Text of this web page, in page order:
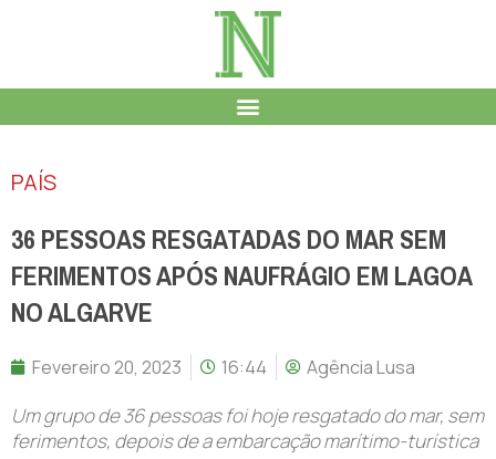
PAÍS
36 PESSOAS RESGATADAS DO MAR SEM
FERIMENTOS APÓS NAUFRÁGIO EM LAGOA
NO ALGARVE
Fevereiro 20, 2023 16:44 Agência Lusa
Um grupo de 36 pessoas foi hoje resgatado do mar, sem
ferimentos, depois de a embarcação marítimo-turística